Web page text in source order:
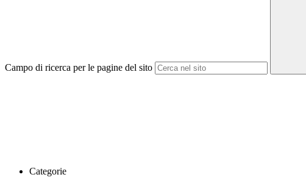
Campo di ricerca per le pagine del sito
Categorie